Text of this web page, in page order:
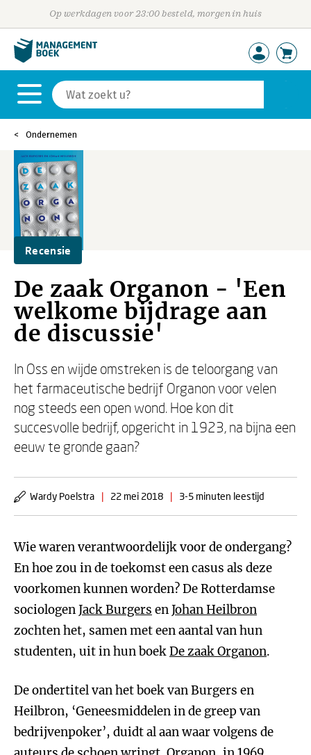
Op werkdagen voor 23:00 besteld, morgen in huis
Ondernemen
Recensie
De zaak Organon - 'Een
welkome bijdrage aan
de discussie'
In Oss en wijde omstreken is de teloorgang van
het farmaceutische bedrijf Organon voor velen
nog steeds een open wond. Hoe kon dit
succesvolle bedrijf, opgericht in 1923, na bijna een
eeuw te gronde gaan?
Wardy Poelstra | 22 mei 2018 | 3-5 minuten leestijd
Wie waren verantwoordelijk voor de ondergang?
En hoe zou in de toekomst een casus als deze
voorkomen kunnen worden? De Rotterdamse
sociologenJack Burgers enJohan Heilbron
zochten het, samen met een aantal van hun
studenten, uit in hun boekDe zaak Organon.
De ondertitel van het boek van Burgers en
Heilbron, ‘Geneesmiddelen in de greep van
bedrijvenpoker’, duidt al aan waar volgens de